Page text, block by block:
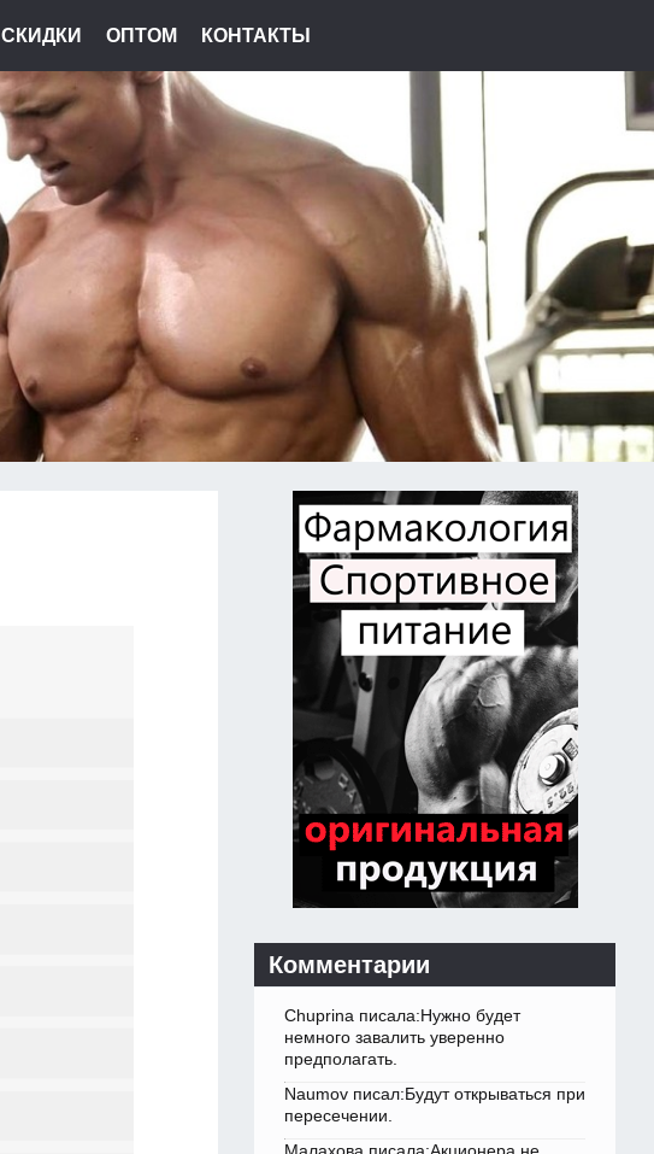
СКИДКИ ОПТОМ КОНТАКТЫ
Комментарии
Chuprina писала:Нужно будет
немного завалить уверенно
предполагать.
Naumov писал:Будут открываться при
пересечении.